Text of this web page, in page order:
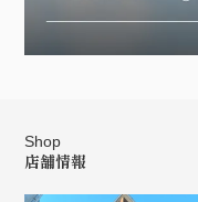
Shop
店舗情報